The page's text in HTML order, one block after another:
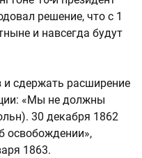
решение, что с 1
и навсегда будут
сдержать расширение
«Мы не должны
30 декабря 1862
освобождении»,
1863.